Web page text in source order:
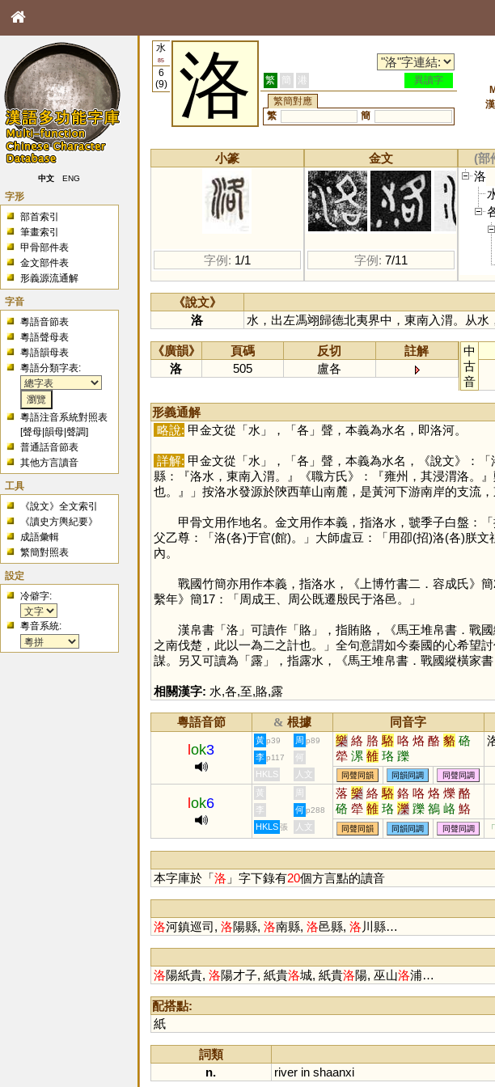
中文 ENG
字形
部首索引
筆畫索引
甲骨部件表
金文部件表
形義源流通解
字音
粵語音節表
粵語聲母表
粵語韻母表
粵語分類字表:
粵語注音系統對照表
[聲母 |韻母 |聲調]
普通話音節表
其他方言讀音
工具
《說文》全文索引
《讀史方輿紀要》
成語彙輯
繁簡對照表
設定
冷僻字:
粵音系統:
水
85
6
(9)
洛 繁 簡 港
異讀字
繁簡對應
繁
簡
小篆
字例: 1/1
金文
字例: 7/11
(部
洛
《說文》
洛
水，出左馮翊歸德北夷界中，東南入渭。从水
《廣韻》 頁碼 反切
註解
洛
505 盧各
中
古
音
形義通解
略說: 甲金文從「水」，「各 」聲，本義為水名，即洛河。
詳解: 甲金文從「水」，「各 」聲，本義為水名，《說文》：
縣：『洛水，東南入渭。』《職方氏》：『雍州，其浸渭洛。
也。』」按洛水發源於陝西華山南麓，是黃河下游南岸的支流
甲骨文用作地名。金文用作本義，指洛水，虢季子白盤：「
父乙尊：「洛(各)于官(館)。」大師虘豆：「用卲(招)洛(各)朕
內。
戰國竹簡亦用作本義，指洛水，《上博竹書二．容成氏》簡
繫年》簡17：「周成王、周公既遷殷民于洛邑。」
漢帛書「洛」可讀作「賂」，指賄賂，《馬王堆帛書．戰
之南伐楚，此以一為二之計也。」全句意謂如今秦國的心希望
謀。另又可讀為「露」，指露水，《馬王堆帛書．戰國縱橫家
相關漢字: 水,各,至,賂,露
粵語音節 & 根據 同音字
lok3
黃 p39 周 p89 樂 絡 胳 駱 咯 烙 酪 貉 硌
犖 漯 雒 珞 躒
李 p117
何
HKLS
人文 同聲同韻 同韻同調 同聲同調
lok6
黃 周 落 樂 絡 駱 鉻 咯 烙 爍 酪
硌 犖 雒 珞 濼 躒 鵅 峈 鮥
鱳 馲
李 何 p288
HKLS 張 人文 同聲同韻 同韻同調 同聲同調
本字庫於「洛」字下錄有20個方言點的讀音
洛河鎮巡司, 洛陽縣, 洛南縣, 洛邑縣, 洛川縣…
洛陽紙貴, 洛陽才子, 紙貴洛城, 紙貴洛陽, 巫山洛浦…
配搭點:
紙
詞類
n.
river in shaanxi